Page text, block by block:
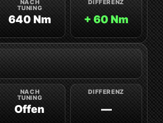
640 Nm + 60 Nm
Offen —